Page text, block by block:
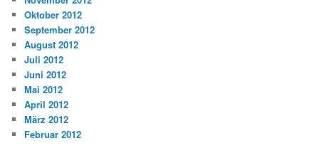
Oktober 2012
September 2012
August 2012
Juli 2012
Juni 2012
Mai 2012
April 2012
März 2012
Februar 2012